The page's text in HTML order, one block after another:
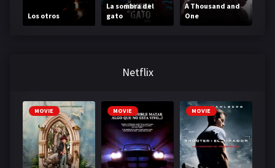
Los otros
La sombra del
gato
A Thousand and
One
Netflix
MOVIE MOVIE MOVIE